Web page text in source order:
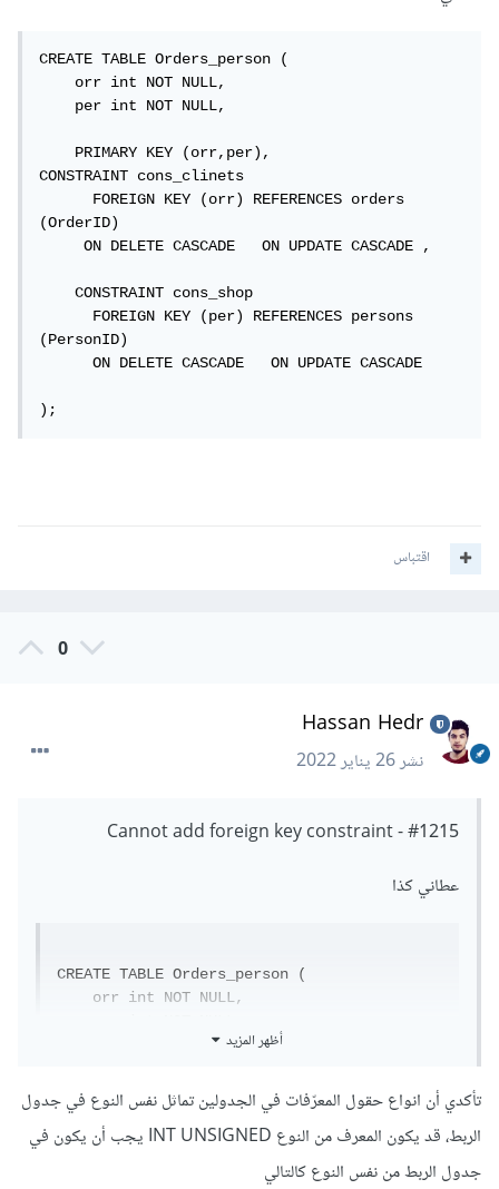
CREATE TABLE Orders_person (
    orr int NOT NULL,
    per int NOT NULL,
    PRIMARY KEY (orr,per),
CONSTRAINT cons_clinets
      FOREIGN KEY (orr) REFERENCES orders
(OrderID)
     ON DELETE CASCADE   ON UPDATE CASCADE ,
    CONSTRAINT cons_shop
      FOREIGN KEY (per) REFERENCES persons
(PersonID)
      ON DELETE CASCADE   ON UPDATE CASCADE
);
اقتباس
0
Hassan Hedr
نشر26 يناير 2022
#1215 - Cannot add foreign key constraint
عطاني كذا
CREATE TABLE Orders_person (
    orr int NOT NULL,
CONSTRAINT cons_clinets
      FOREIGN KEY (orr) REFERENCES orders
(OrderID)
أظهر المزيد
تأكدي أن انواع حقول المعرّفات في الجدولين تماثل نفس النوع في جدول
الربط، قد يكون المعرف من النوع INT UNSIGNED يجب أن يكون في
جدول الربط من نفس النوع كالتالي